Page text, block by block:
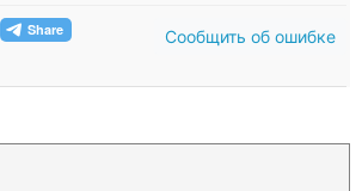
Сообщить об ошибке